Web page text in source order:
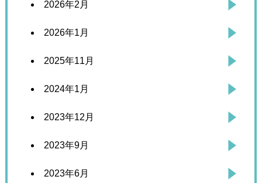
2026年2月
2026年1月
2025年11月
2024年1月
2023年12月
2023年9月
2023年6月